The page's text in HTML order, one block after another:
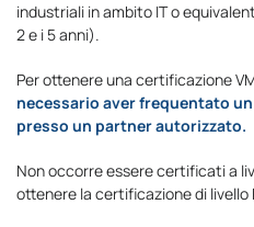
industriali in ambito IT o
2 e i 5 anni).
Per ottenere una certificazione
necessario aver frequentato un
presso un partner autorizzato.
Non occorre essere certificati a
ottenere la certificazione di livello